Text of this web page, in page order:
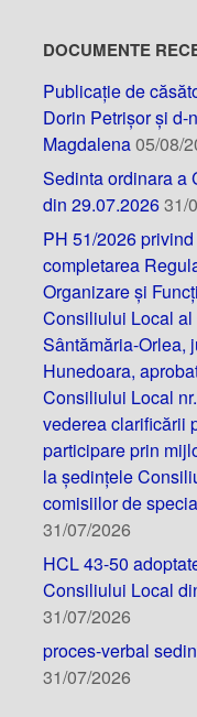
DOCUMENTE
Publicație de
Dorin Petrișor și d-
Magdalena05/08/
Sedinta ordinara a
din 29.07.202631/
PH 51/2026
completarea
Organizare și
Consiliului Local al
Sântămăria-Orlea,
Hunedoara,
Consiliului Local
vederea clarificării
participare prin
la ședințele
comisiilor de
31/07/2026
HCL 43-50
Consiliului Local
31/07/2026
proces-verbal
31/07/2026